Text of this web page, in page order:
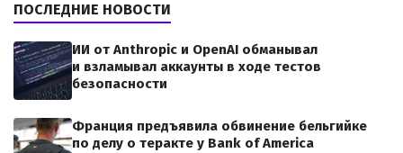
ПОСЛЕДНИЕ НОВОСТИ
ИИ от Anthropic и OpenAI обманывал
и взламывал аккаунты в ходе тестов
безопасности
Франция предъявила обвинение бельгийке
по делу о теракте у Bank of America